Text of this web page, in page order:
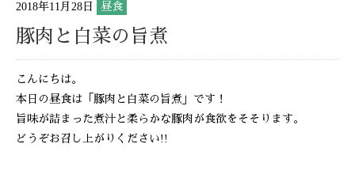
2018年11月28日 昼食
豚肉と白菜の旨煮
こんにちは。
本日の昼食は「豚肉と白菜の旨煮」です！
旨味が詰まった煮汁と柔らかな豚肉が食欲をそそります。
どうぞお召し上がりください!!